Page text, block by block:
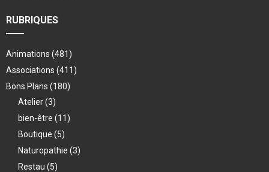
RUBRIQUES
Animations (481)
Associations (411)
Bons Plans (180)
Atelier(3)
bien-être (11)
Boutique (5)
Naturopathie (3)
Restau (5)